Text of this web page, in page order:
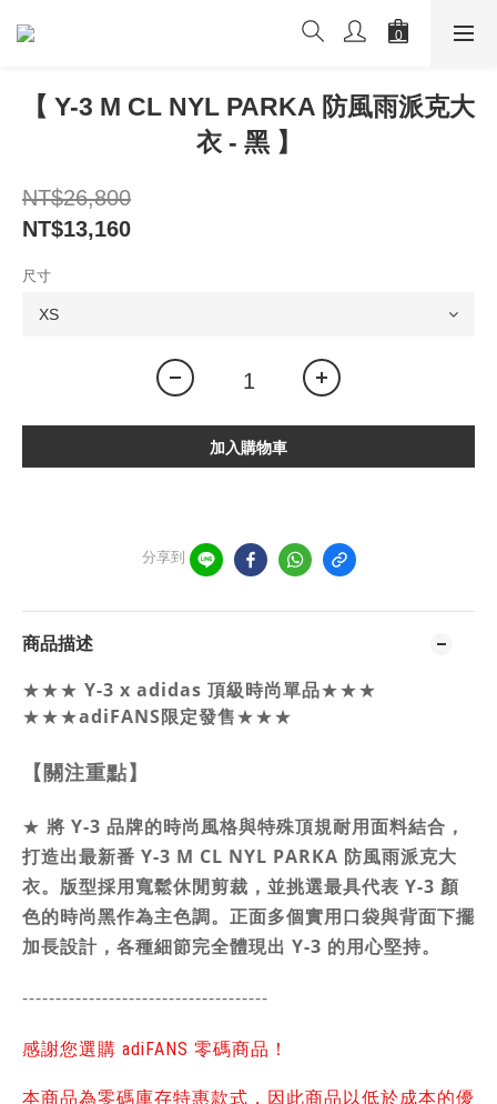
【 Y-3 M CL NYL PARKA 防風雨派克大
衣 - 黑 】
NT$26,800
NT$13,160
尺寸
加入購物車
分享到
商品描述
★★★ Y-3 x adidas 頂級時尚單品★★★
★★★adiFANS限定發售★★★
【關注重點】
★ 將 Y-3 品牌的時尚風格與特殊頂規耐用面料結合，
打造出最新番 Y-3 M CL NYL PARKA 防風雨派克大
衣。版型採用寬鬆休閒剪裁，並挑選最具代表 Y-3 顏
色的時尚黑作為主色調。正面多個實用口袋與背面下擺
加長設計，各種細節完全體現出 Y-3 的用心堅持。
-------------------------------------
感謝您選購 adiFANS 零碼商品！
本商品為零碼庫存特惠款式，因此商品以低於成本的優